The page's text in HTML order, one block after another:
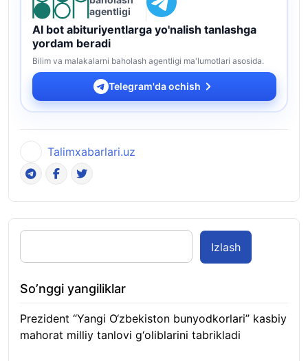
agentligi
AI bot abituriyentlarga yo'nalish tanlashga
yordam beradi
Bilim va malakalarni baholash agentligi ma'lumotlari asosida.
Telegram'da ochish
Talimxabarlari.uz
Izlash
So’nggi yangiliklar
Prezident “Yangi O‘zbekiston bunyodkorlari” kasbiy
mahorat milliy tanlovi g‘oliblarini tabrikladi